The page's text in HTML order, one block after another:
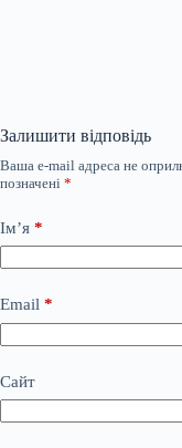
Залишити відповідь
Ваша e-mail адреса не
позначені *
Ім’я *
Email *
Сайт